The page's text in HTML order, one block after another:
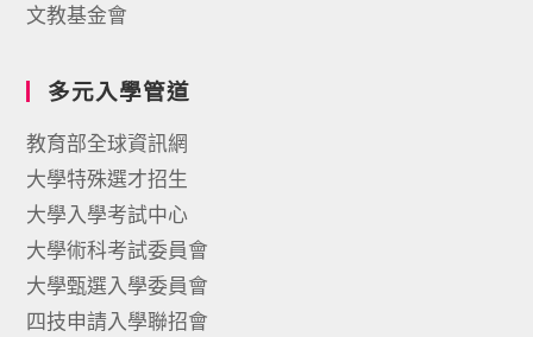
文教基金會
多元入學管道
教育部全球資訊網
大學特殊選才招生
大學入學考試中心
大學術科考試委員會
大學甄選入學委員會
四技申請入學聯招會